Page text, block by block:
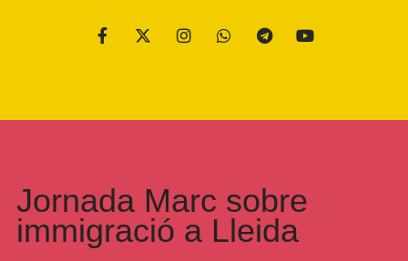
Jornada Marc sobre
immigració a Lleida